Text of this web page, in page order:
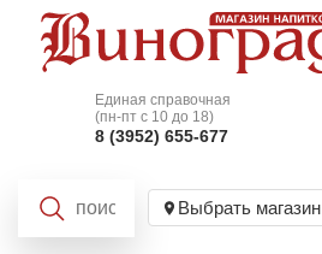
Единая справочная
(пн-пт с 10 до 18)
8 (3952) 655-677
Выбрать магазин